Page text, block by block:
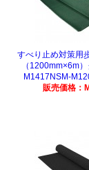
すべり止め対策用
（1200mm×6m
M1417NSM-
販売価格：